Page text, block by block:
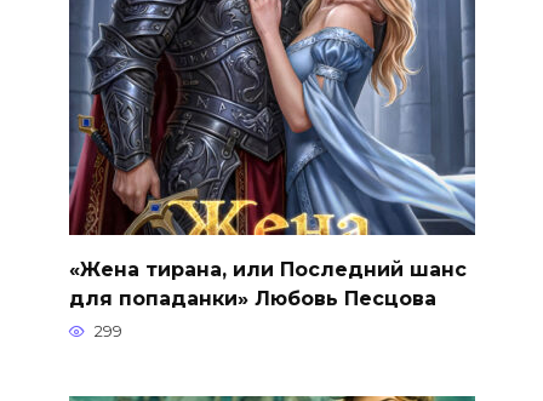
«Жена тирана, или Последний шанс
для попаданки» Любовь Песцова
299